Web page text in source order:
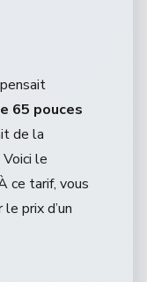
65 pouces
de la
le
ce tarif, vous
prix d’un